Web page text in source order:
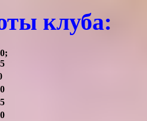
клуба: